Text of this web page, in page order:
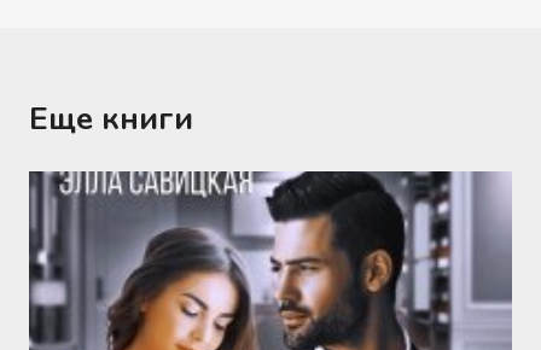
Еще книги